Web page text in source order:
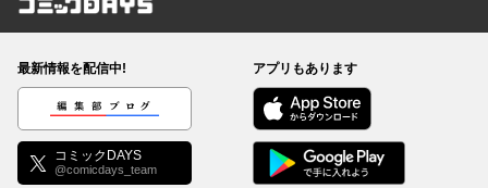
コミックDAYS
最新情報を配信中!
編集部ブログ
コミックDAYS
@comicdays_team
アプリもあります